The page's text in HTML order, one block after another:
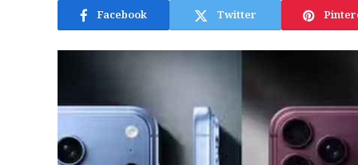
Facebook Twitter